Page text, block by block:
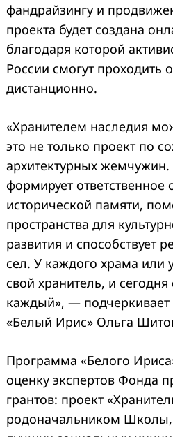
фандрайзингу и
проекта будет создана
благодаря которой
России смогут проходить
дистанционно.
«Хранителем наследия
это не только проект по
архитектурных
формирует ответственное
исторической памяти,
пространства для
развития и способствует
сел. У каждого храма или
свой хранитель, и
каждый», — подчеркивает
«Белый Ирис» Ольга
Программа «Белого
оценку экспертов Фонда
грантов: проект
родоначальником